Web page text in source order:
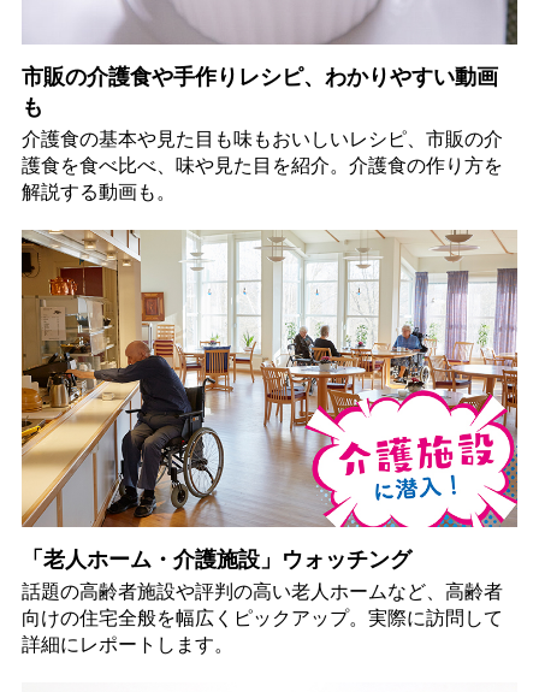
市販の介護食や手作りレシピ、わかりやすい動画
も
介護食の基本や見た目も味もおいしいレシピ、市販の介
護食を食べ比べ、味や見た目を紹介。介護食の作り方を
解説する動画も。
「老人ホーム・介護施設」ウォッチング
話題の高齢者施設や評判の高い老人ホームなど、高齢者
向けの住宅全般を幅広くピックアップ。実際に訪問して
詳細にレポートします。